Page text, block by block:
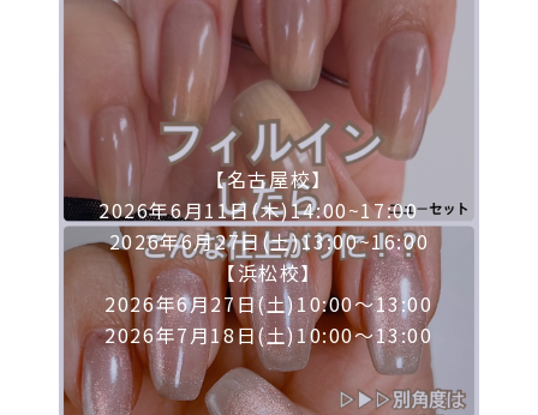
【名古屋校】
2026年6月11日(木)14:00~17:00
2026年6月27日(土)13:00~16:00
【浜松校】
2026年6月27日(土)10:00～13:00
2026年7月18日(土)10:00～13:00